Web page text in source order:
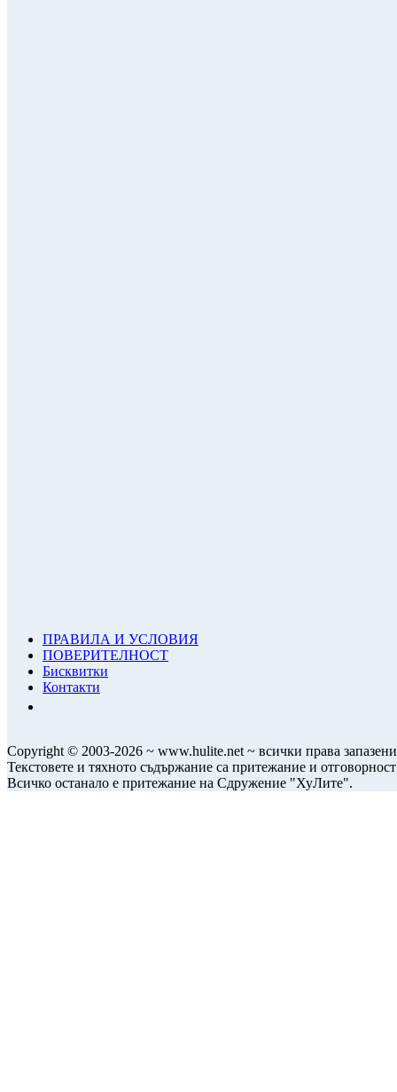
ПРАВИЛА И УСЛОВИЯ
ПОВЕРИТЕЛНОСТ
Бисквитки
Контакти
Copyright © 2003-2026 ~ www.hulite.net ~ всички права
Текстовете и тяхното съдържание са притежание и
Всичко останало е притежание на Сдружение "ХуЛите".